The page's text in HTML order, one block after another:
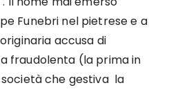
Funebri nel pietrese e a
accusa di
fraudolenta (la prima in
che gestiva la